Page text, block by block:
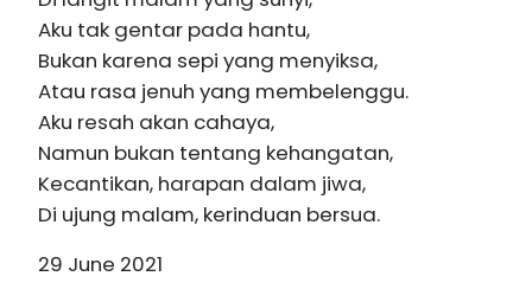
Aku tak gentar pada hantu,
Bukan karena sepi yang menyiksa,
Atau rasa jenuh yang membelenggu.
Aku resah akan cahaya,
Namun bukan tentang kehangatan,
Kecantikan, harapan dalam jiwa,
Di ujung malam, kerinduan bersua.
29 June 2021